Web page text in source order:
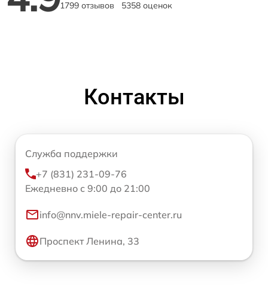
1799 отзывов 5358 оценок
Контакты
Служба поддержки
+7 (831) 231-09-76
Ежедневно с 9:00 до 21:00
info@nnv.miele-repair-center.ru
Проспект Ленина, 33